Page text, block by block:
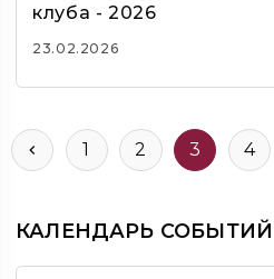
клуба - 2026
23.02.2026
1 2 3 4
КАЛЕНДАРЬ СОБЫТИЙ